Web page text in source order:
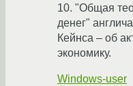
10. "Общая
денег"
Кейнса – об
экономику.
Windows-user